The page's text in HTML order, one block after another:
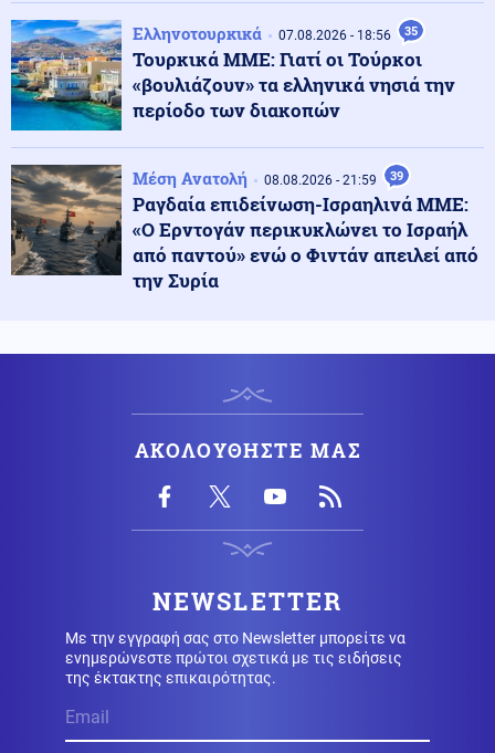
Υγεία 09.08.2026 - 09:41
Ιός Δυτικού Νείλου: Πώς μεταδίδεται, τα συμπτώματα
- Πώς να προστατευθείτε
Κοινωνία 09.08.2026 - 09:35
Κλειστό το beach bar στην Πάρο όπου πνίγηκε ο
4χρονος: Το χρονικό της τραγωδίας
Οικονομία 09.08.2026 - 09:31
Δυτικού Νείλου, στο επίκεντρο η Αττική
Θρίλερ στα Στενά του Ορμούζ: Η συμφωνία με το Ομάν
Καιρός 09.08.2026 - 09:24
Καιρός: Έως 39 βαθμούς σήμερα - Που θα έχει
μελτέμια
Ελληνοτουρκικά 07.08.2026 - 18:56 35
Τουρκικά ΜΜΕ: Γιατί οι Τούρκοι
«βουλιάζουν» τα ελληνικά νησιά την
περίοδο των διακοπών
Μέση Ανατολή 08.08.2026 - 21:59 39
Ραγδαία επιδείνωση-Ισραηλινά ΜΜΕ:
«Ο Ερντογάν περικυκλώνει το Ισραήλ
από παντού» ενώ ο Φιντάν απειλεί από
την Συρία
ΑΚΟΛΟΥΘΗΣΤΕ ΜΑΣ
NEWSLETTER
Με την εγγραφή σας στο Newsletter μπορείτε να
ενημερώνεστε πρώτοι σχετικά με τις ειδήσεις
της έκτακτης επικαιρότητας.